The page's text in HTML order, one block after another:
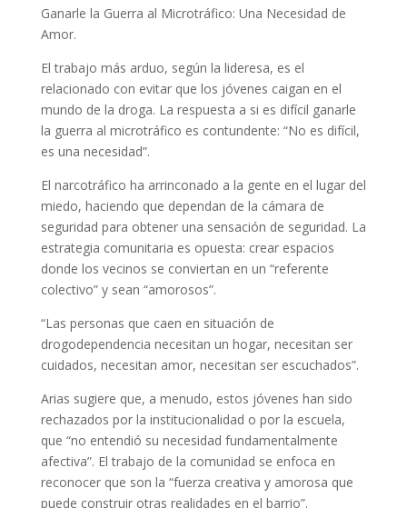
Ganarle la Guerra al Microtráfico: Una Necesidad de
Amor.
El trabajo más arduo, según la lideresa, es el
relacionado con evitar que los jóvenes caigan en el
mundo de la droga. La respuesta a si es difícil ganarle
la guerra al microtráfico es contundente: “No es difícil,
es una necesidad”.
El narcotráfico ha arrinconado a la gente en el lugar del
miedo, haciendo que dependan de la cámara de
seguridad para obtener una sensación de seguridad. La
estrategia comunitaria es opuesta: crear espacios
donde los vecinos se conviertan en un “referente
colectivo” y sean “amorosos”.
“Las personas que caen en situación de
drogodependencia necesitan un hogar, necesitan ser
cuidados, necesitan amor, necesitan ser escuchados”.
Arias sugiere que, a menudo, estos jóvenes han sido
rechazados por la institucionalidad o por la escuela,
que “no entendió su necesidad fundamentalmente
afectiva”. El trabajo de la comunidad se enfoca en
reconocer que son la “fuerza creativa y amorosa que
puede construir otras realidades en el barrio”.